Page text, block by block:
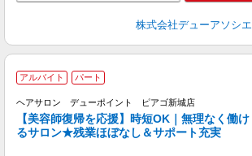
株式会社デューアソシエ
アルバイト パート
ヘアサロン デューポイント ピアゴ新城店
【美容師復帰を応援】時短OK｜無理なく働け
るサロン★残業ほぼなし＆サポート充実